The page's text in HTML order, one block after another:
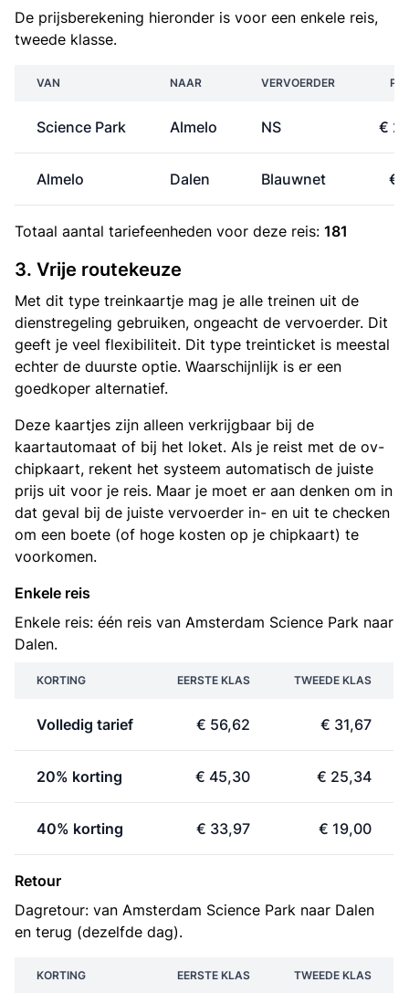
De prijsberekening hieronder is voor een enkele reis,
tweede klasse.
VAN NAAR VERVOERDER
Science Park Almelo NS €
Almelo Dalen Blauwnet €
Totaal aantal tariefeenheden voor deze reis: 181
3. Vrije routekeuze
Met dit type treinkaartje mag je alle treinen uit de
dienstregeling gebruiken, ongeacht de vervoerder. Dit
geeft je veel flexibiliteit. Dit type treinticket is meestal
echter de duurste optie. Waarschijnlijk is er een
goedkoper alternatief.
Deze kaartjes zijn alleen verkrijgbaar bij de
kaartautomaat of bij het loket. Als je reist met de ov-
chipkaart, rekent het systeem automatisch de juiste
prijs uit voor je reis. Maar je moet er aan denken om in
dat geval bij de juiste vervoerder in- en uit te checken
om een boete (of hoge kosten op je chipkaart) te
voorkomen.
Enkele reis
Enkele reis: één reis van Amsterdam Science Park naar
Dalen.
KORTING EERSTE KLAS TWEEDE KLAS
Volledig tarief € 56,62 € 31,67
20% korting € 45,30 € 25,34
40% korting € 33,97 € 19,00
Retour
Dagretour: van Amsterdam Science Park naar Dalen
en terug (dezelfde dag).
KORTING EERSTE KLAS TWEEDE KLAS